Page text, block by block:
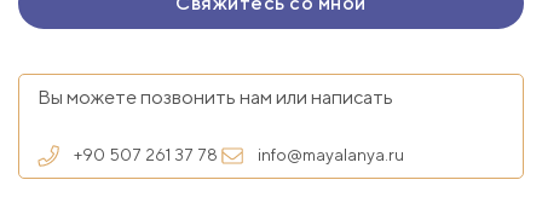
Вы можете позвонить нам или написать
+90 507 261 37 78 info@mayalanya.ru